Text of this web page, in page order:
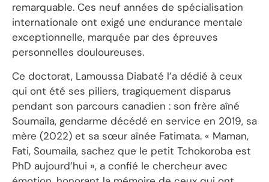
remarquable. Ces neuf années de spécialisation
internationale ont exigé une endurance mentale
exceptionnelle, marquée par des épreuves
personnelles douloureuses.
Ce doctorat, Lamoussa Diabaté l’a dédié à ceux
qui ont été ses piliers, tragiquement disparus
pendant son parcours canadien : son frère aîné
Soumaila, gendarme décédé en service en 2019, sa
mère (2022) et sa sœur aînée Fatimata. « Maman,
Fati, Soumaila, sachez que le petit Tchokoroba est
PhD aujourd’hui », a confié le chercheur avec